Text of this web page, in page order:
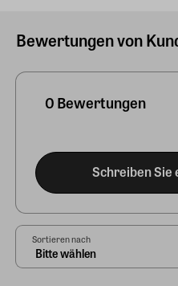
Bewertungen von
0 Bewertungen
Schreiben Sie
Sortieren nach